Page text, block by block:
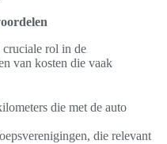
cruciale rol in de
van kosten die vaak
die met de auto
die relevant